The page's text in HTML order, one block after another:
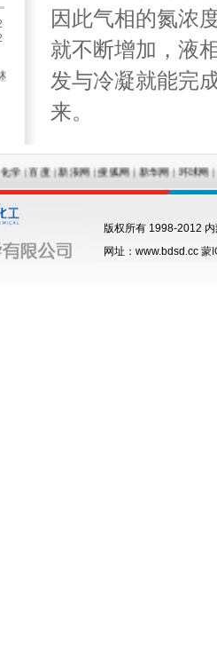
因此气相的氮浓
就不断增加，液
发与冷凝就能完
来。
百度|新浪网|搜狐网|新华网|环球网|中国
版权所有 1998-2012
网址：www.bdsd.cc 蒙